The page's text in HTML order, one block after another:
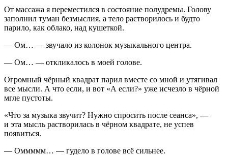
От массажа я переместился в состояние полудремы. Голову
заполнил туман безмыслия, а тело растворилось и будто
парило, как облако, над кушеткой.
— Ом… — звучало из колонок музыкального центра.
— Ом… — откликалось в моей голове.
Огромный чёрный квадрат парил вместе со мной и утягивал
все мысли. А что если, и вот «А если?» уже исчезло в чёрной
мгле пустоты.
«Что за музыка звучит? Нужно спросить после сеанса», —
и эта мысль растворилась в чёрном квадрате, не успев
появиться.
— Оммммм… — гудело в голове всё сильнее.